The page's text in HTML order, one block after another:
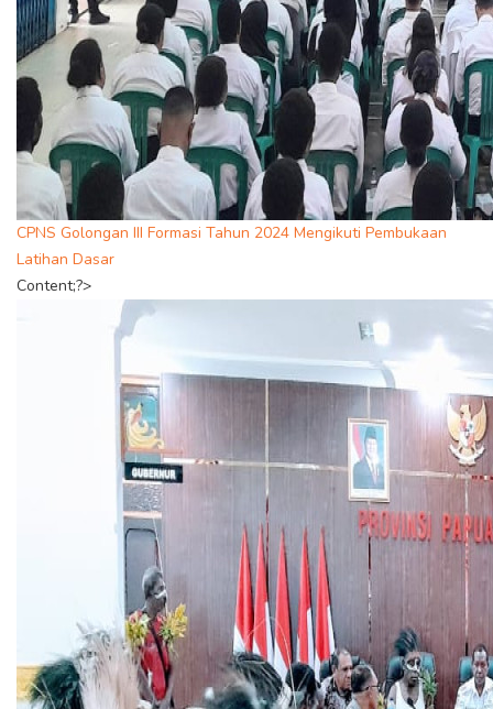
CPNS Golongan III Formasi Tahun 2024 Mengikuti Pembukaan
Latihan Dasar
Content;?>